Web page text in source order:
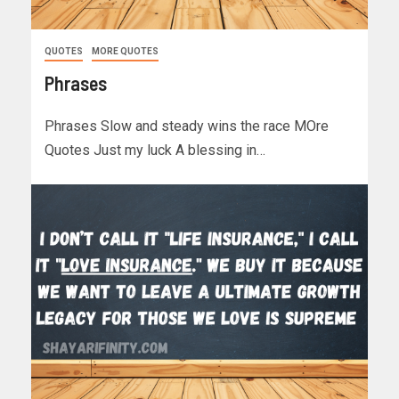
QUOTES MORE QUOTES
Phrases
Phrases Slow and steady wins the race MOre
Quotes Just my luck A blessing in…